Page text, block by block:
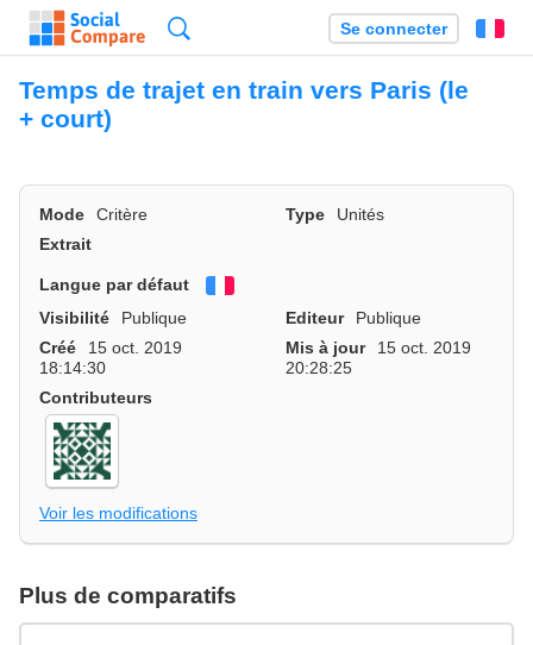
Se connecter
Temps de trajet en train vers Paris (le
+ court)
Mode Critère Type
Unités
Extrait
Langue par défaut
Visibilité
Publique Editeur
Publique
Créé
15 oct. 2019
18:14:30
Mis à jour
15 oct. 2019
20:28:25
Contributeurs
Voir les modifications
Plus de comparatifs